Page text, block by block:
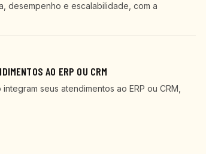
desempenho e escalabilidade, com a
AO ERP OU CRM
seus atendimentos ao ERP ou CRM,